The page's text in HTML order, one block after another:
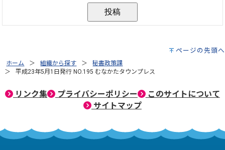
ページの先頭へ
ホーム 組織から探す
秘書政策課
平成23年5月1日発行 NO.195 むなかたタウンプレス
リンク集 プライバシーポリシー
このサイトについて
サイトマップ